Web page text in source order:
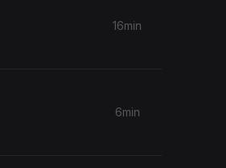
16min
6min